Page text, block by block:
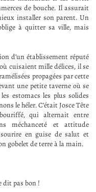
de bouche. Il assurait
installer son parent. Un
à quitter sa ville, mais
d’un établissement réputé
cuisaient mille délices, il se
propagées par cette
une petite taverne où se
estomacs les plus solides
le héler. C’était Josce Tête
qui alternait entre
méchanceté et attitude
en guise de salut et
gobelet de terre à la main.
dit pas bon !